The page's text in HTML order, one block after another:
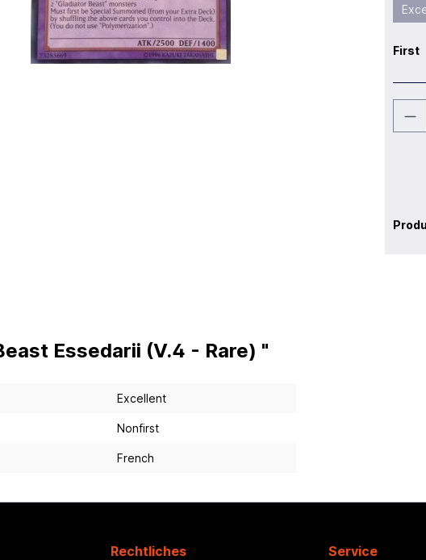
First
Essedarii (V.4 - Rare) "
Excellent
Nonfirst
French
Rechtliches Service